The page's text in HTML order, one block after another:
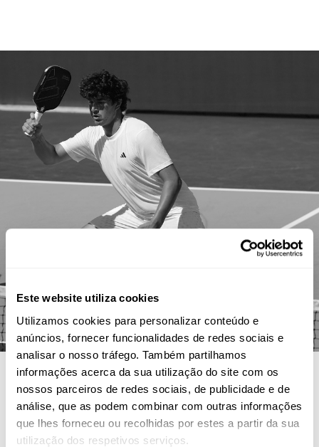
Este website utiliza cookies
Utilizamos cookies para personalizar conteúdo e
anúncios, fornecer funcionalidades de redes sociais e
analisar o nosso tráfego. Também partilhamos
informações acerca da sua utilização do site com os
nossos parceiros de redes sociais, de publicidade e de
análise, que as podem combinar com outras informações
que lhes forneceu ou recolhidas por estes a partir da sua
utilização dos respetivos serviços.